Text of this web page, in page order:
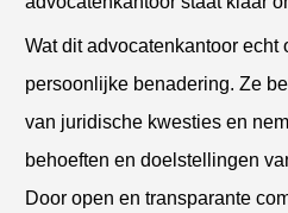
Wat dit advocatenkantoor echt
persoonlijke benadering. Ze
van juridische kwesties en
behoeften en doelstellingen
Door open en transparante